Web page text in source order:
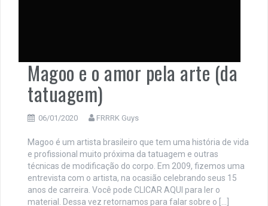
Magoo e o amor pela arte (da
tatuagem)
06/01/2020 FRRRK Guys
Magoo é um artista brasileiro que tem uma história de vida
e profissional muito próxima da tatuagem e outras
técnicas de modificação do corpo. Em 2009, fizemos uma
entrevista com o artista, na ocasião celebrando seus 15
anos de carreira. Você pode CLICAR AQUI para ler o
material. Dessa vez retornamos para falar sobre o […]